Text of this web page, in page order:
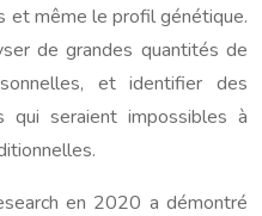
et même le profil génétique.
de grandes quantités de
et identifier des
qui seraient impossibles à
en 2020 a démontré